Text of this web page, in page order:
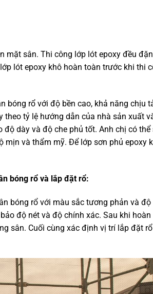
sân. Thi công lớp lót epoxy đều
lót epoxy khô hoàn toàn trước khi thi
rổ với độ bền cao, khả năng chịu
theo tỷ lệ hướng dẫn của nhà sản xuất
dày và độ che phủ tốt. Anh chị có thể
mịn và thẩm mỹ. Để lớp sơn phủ epoxy
bóng rổ và lắp đặt rổ:
bóng rổ với màu sắc tương phản và độ
độ nét và độ chính xác. Sau khi hoàn
sân. Cuối cùng xác định vị trí lắp đặt